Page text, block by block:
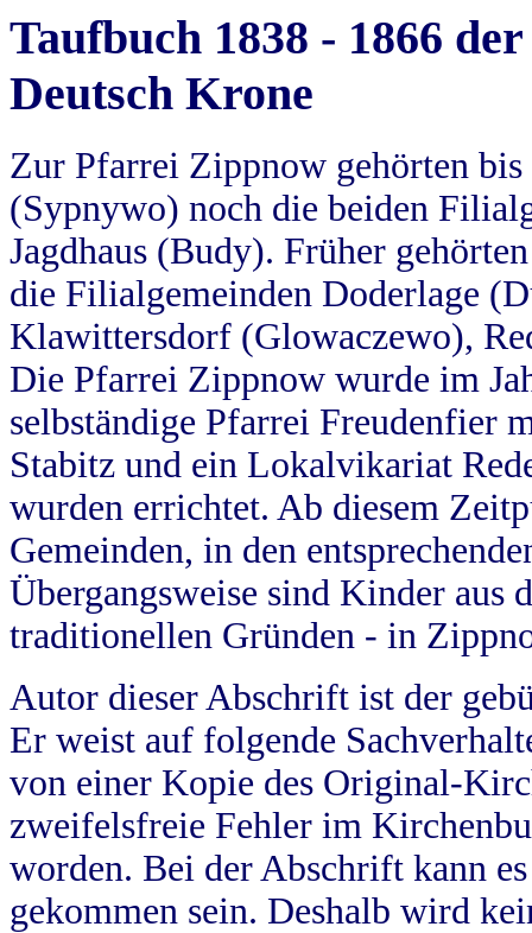
Taufbuch 1838 - 1866
Deutsch Krone
Zur Pfarrei Zippnow gehörten
(Sypnywo) noch die beiden
Jagdhaus (Budy). Früher
die Filialgemeinden Doderlage
Klawittersdorf (Glowaczewo),
Die Pfarrei Zippnow wurde im
selbständige Pfarrei Freudenfier
Stabitz und ein Lokalvikariat
wurden errichtet. Ab diesem
Gemeinden, in den
Übergangsweise sind Kinder aus
traditionellen Gründen - in
Autor dieser Abschrift ist der
Er weist auf folgende
von einer Kopie des Original-
zweifelsfreie Fehler im
worden. Bei der Abschrift kann
gekommen sein. Deshalb wird